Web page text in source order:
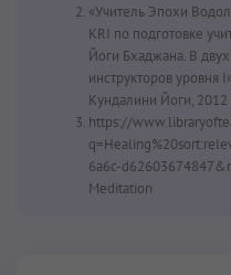
«Учитель Эпохи
KRI по подготовке
Йоги Бхаджана. В
инструкторов уровня
Кундалини Йоги, 2012
https://
6a6c-
Meditation